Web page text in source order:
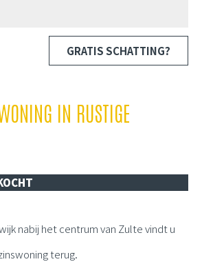
GRATIS SCHATTING?
IN RUSTIGE
nabij het centrum van Zulte vindt u
terug.